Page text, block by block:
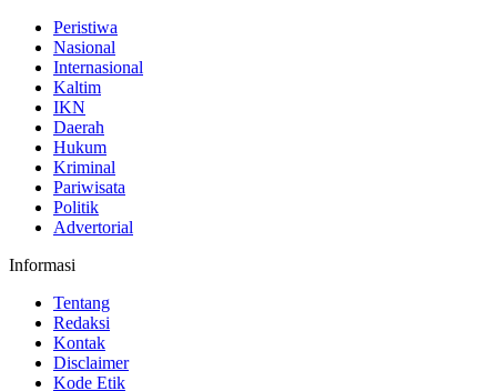
Peristiwa
Nasional
Internasional
Kaltim
IKN
Daerah
Hukum
Kriminal
Pariwisata
Politik
Advertorial
Informasi
Tentang
Redaksi
Kontak
Disclaimer
Kode Etik